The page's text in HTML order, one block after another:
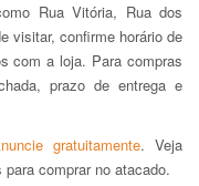
Rua Vitória, Rua dos
visitar, confirme horário de
com a loja. Para compras
prazo de entrega e
gratuitamente. Veja
comprar no atacado.